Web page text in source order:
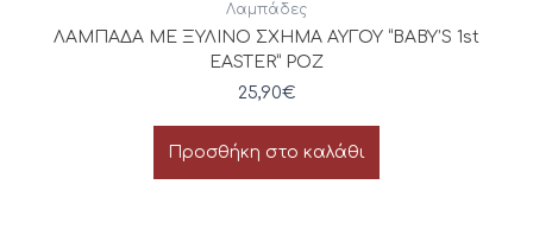
Λαμπάδες
ΛΑΜΠΑΔΑ ΜΕ ΞΥΛΙΝΟ ΣΧΗΜΑ ΑΥΓΟΥ “BABY’S 1st
EASTER” ΡΟΖ
25,90€
Προσθήκη στο καλάθι